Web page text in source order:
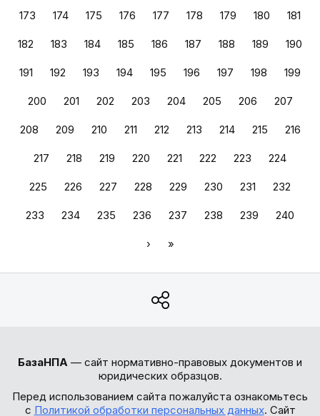
173 174 175 176 177 178 179 180 181
182 183 184 185 186 187 188 189 190
191 192 193 194 195 196 197 198 199
200 201 202 203 204 205 206 207
208 209 210 211 212 213 214 215 216
217 218 219 220 221 222 223 224
225 226 227 228 229 230 231 232
233 234 235 236 237 238 239 240
› »
БазаНПА — сайт нормативно-правовых документов и
юридических образцов.
Перед использованием сайта пожалуйста ознакомьтесь
с Политикой обработки персональных данных. Сайт